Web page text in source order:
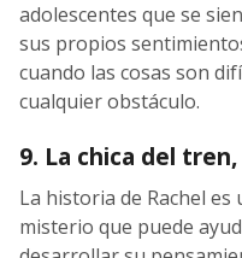
adolescentes que se
sus propios
cuando las cosas son
cualquier obstáculo.
9. La chica del
La historia de Rachel
misterio que puede